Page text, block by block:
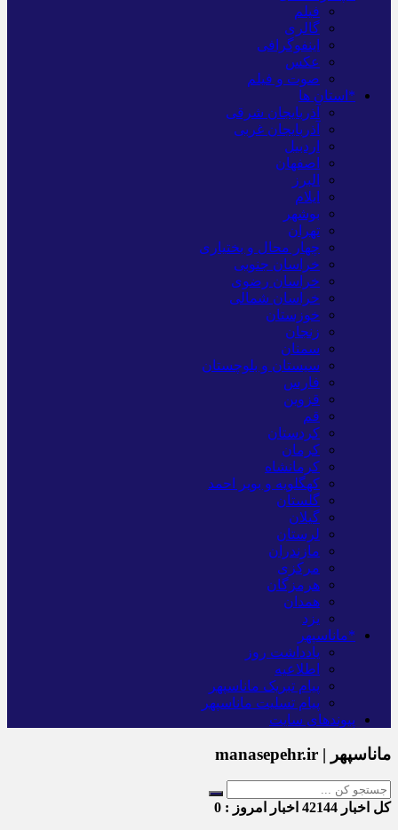
فیلم
گالری
اینفوگرافی
عکس
صوت و فیلم
*استان ها
آذربایجان شرقی
آذربایجان غربی
اردبیل
اصفهان
البرز
ایلام
بوشهر
تهران
چهار محال و بختیاری
خراسان جنوبی
خراسان رضوی
خراسان شمالی
خوزستان
زنجان
سمنان
سیستان و بلوچستان
فارس
قزوین
قم
کردستان
کرمان
کرمانشاه
کهگلویه و بویر احمد
گلستان
گیلان
لرستان
مازندران
مرکزی
هرمزگان
همدان
یزد
*ماناسپهر
یادداشت روز
اطلاعیه
پیام تبریک ماناسپهر
پیام تسلیت ماناسپهر
پیوندهای سایت
ماناسپهر | manasepehr.ir
کل اخبار اخبار امروز : 0